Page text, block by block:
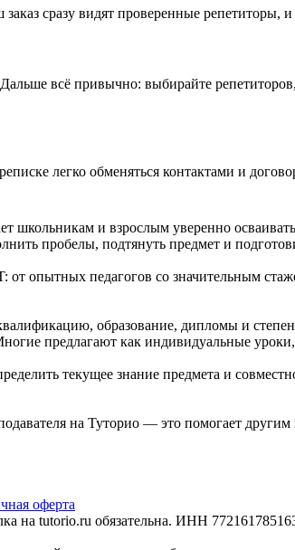
сразу видят проверенные репетиторы,
всё привычно: выбирайте
легко обменяться контактами и
школьникам и взрослым уверенно
пробелы, подтянуть предмет и
опытных педагогов со значительным
образование, дипломы и
предлагают как индивидуальные
текущее знание предмета и
на Туторио — это помогает
оферта
на tutorio.ru обязательна. ИНН